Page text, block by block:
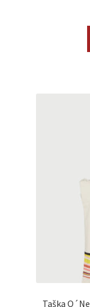
Taška